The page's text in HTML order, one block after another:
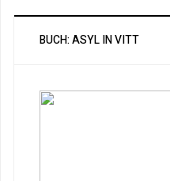
BUCH: ASYL IN VITT